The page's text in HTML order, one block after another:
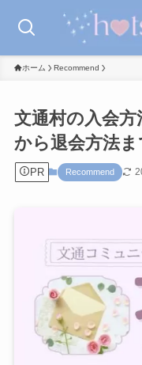
ホーム Recommend
文通村の入会
から退会方法
PR Recommend